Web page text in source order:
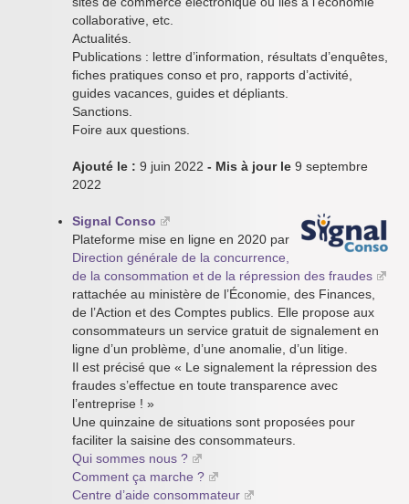
collaborative, etc.
Actualités.
Publications : lettre d’information, résultats d’enquêtes,
fiches pratiques conso et pro, rapports d’activité,
guides vacances, guides et dépliants.
Sanctions.
Foire aux questions.
Ajouté le : 9 juin 2022 - Mis à jour le 9 septembre
2022
Signal Conso
Plateforme mise en ligne en 2020 par
Direction générale de la concurrence,
de la consommation et de la répression des fraudes
rattachée au ministère de l’Économie, des Finances,
de l’Action et des Comptes publics. Elle propose aux
consommateurs un service gratuit de signalement en
ligne d’un problème, d’une anomalie, d’un litige.
Il est précisé que « Le signalement la répression des
fraudes s’effectue en toute transparence avec
l’entreprise ! »
Une quinzaine de situations sont proposées pour
faciliter la saisine des consommateurs.
Qui sommes nous ?
Comment ça marche ?
Centre d’aide consommateur